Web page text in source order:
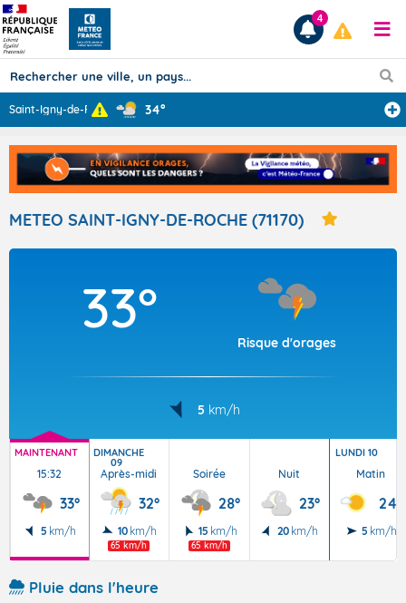
Prévisions
TOUS LES RÉSULTATS
Articles
4
Saint-Igny-de-R ... 34°
METEO SAINT-IGNY-DE-ROCHE (71170)
33°
Risque d'orages
5 km/h
MAINTENANT
15:32
33°
5 km/h
DIMANCHE
09
Après-midi
32°
10 km/h
65 km/h
Soirée
28°
15 km/h
65 km/h
Nuit
23°
20 km/h
LUNDI 10
Matin
24°
5 km/h
Pluie dans l'heure